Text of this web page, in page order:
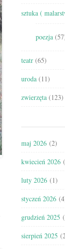
sztuka (
poezja
teatr (65)
uroda (11)
zwierzęta (123)
maj 2026 (2)
kwiecień 2026
luty 2026 (1)
styczeń 2026
grudzień 2025
sierpień 2025